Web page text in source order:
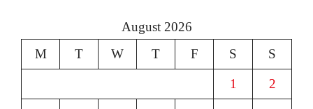
August 2026
M
T W T F S S
1 2